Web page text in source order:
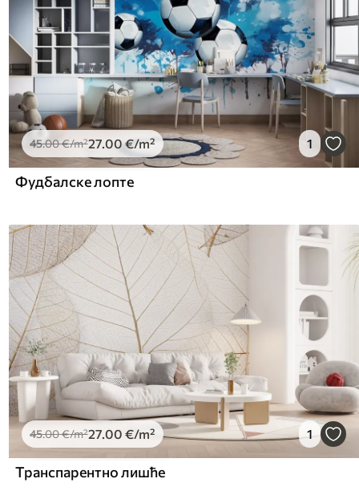
45.00€/m²27.00€/m² 1
Фудбалске лопте
45.00€/m²27.00 €/m² 1
Транспарентно лишће